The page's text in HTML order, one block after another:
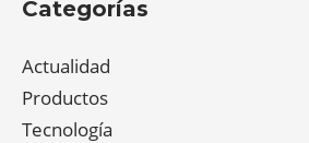
Categorías
Actualidad
Productos
Tecnología